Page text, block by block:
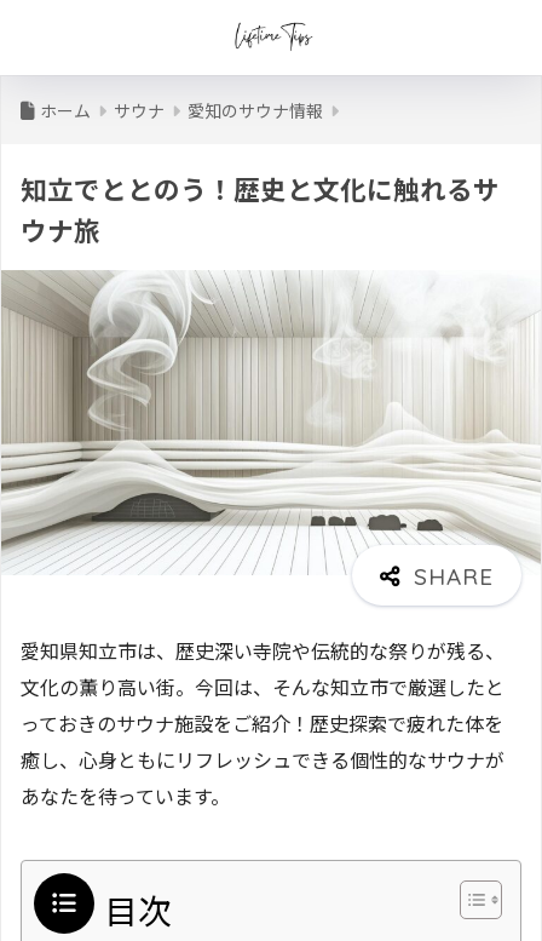
ホーム サウナ 愛知のサウナ情報
知立でととのう！歴史と文化に触れるサ
ウナ旅
愛知県知立市は、歴史深い寺院や伝統的な祭りが残る、
文化の薫り高い街。今回は、そんな知立市で厳選したと
っておきのサウナ施設をご紹介！歴史探索で疲れた体を
癒し、心身ともにリフレッシュできる個性的なサウナが
あなたを待っています。
目次